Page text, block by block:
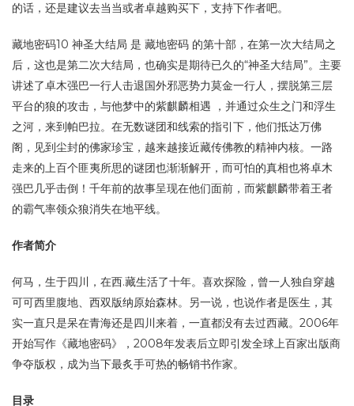
的话，还是建议去当当或者卓越购买下，支持下作者吧。
藏地密码10 神圣大结局 是 藏地密码 的第十部，在第一次大结局之
后，这也是第二次大结局，也确实是期待已久的“神圣大结局”。主要
讲述了卓木强巴一行人击退国外邪恶势力莫金一行人，摆脱第三层
平台的狼的攻击，与他梦中的紫麒麟相遇 ，并通过众生之门和浮生
之河，来到帕巴拉。在无数谜团和线索的指引下，他们抵达万佛
阁，见到尘封的佛家珍宝，越来越接近藏传佛教的精神内核。一路
走来的上百个匪夷所思的谜团也渐渐解开，而可怕的真相也将卓木
强巴几乎击倒！千年前的故事呈现在他们面前，而紫麒麟带着王者
的霸气率领众狼消失在地平线。
作者简介
何马，生于四川，在西.藏生活了十年。喜欢探险，曾一人独自穿越
可可西里腹地、西双版纳原始森林。另一说，也说作者是医生，其
实一直只是呆在青海还是四川来着，一直都没有去过西藏。2006年
开始写作《藏地密码》，2008年发表后立即引发全球上百家出版商
争夺版权，成为当下最炙手可热的畅销书作家。
目录